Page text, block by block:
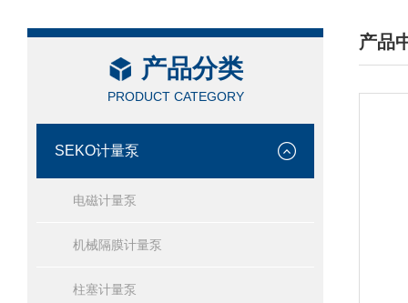
产品分类
PRODUCT CATEGORY
SEKO计量泵
电磁计量泵
机械隔膜计量泵
柱塞计量泵
产品
/